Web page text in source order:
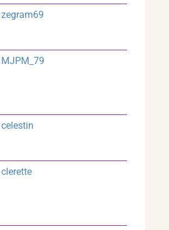
zegram69
MJPM_79
celestin
clerette